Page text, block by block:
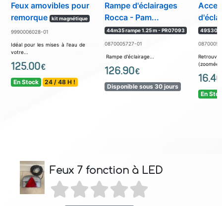
Feux amovibles pour
remorque
kit magnétique
9990006028-01
Idéal pour les mises à l'eau de
votre...
125.00€
En Stock 24 / 48 H !
Rampe d'éclairages
Rocca - Pam...
44m35 rampe 1.25 m - PR07093
0870005727-01
Rampe d'éclairage...
126.90€
Disponible sous 30 jours
16.40
En
Feux 7 fonction à LED